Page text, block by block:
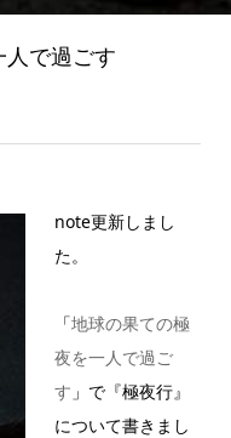
で過ごす
note更新しまし
た。
「地球の果ての極
夜を一人で過ご
す 」で『極夜行』
について書きまし